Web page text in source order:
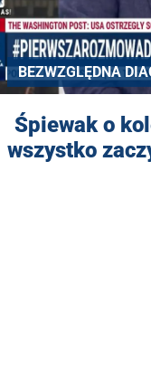
BEZWZGLĘDNA
Śpiewak o
wszystko